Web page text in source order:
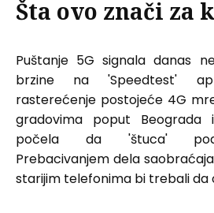
Šta ovo znači za
Puštanje 5G signala danas
brzine na 'Speedtest'
rasterećenje postojeće 4G
gradovima poput Beograda
počela da 'štuca' pod
Prebacivanjem dela
starijim telefonima bi trebali da